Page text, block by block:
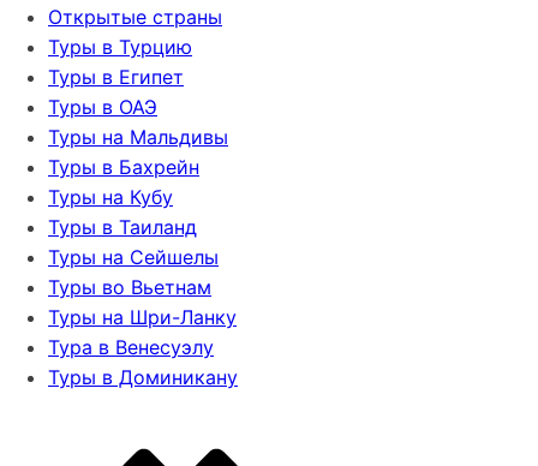
Открытые страны
Туры в Турцию
Туры в Египет
Туры в ОАЭ
Туры на Мальдивы
Туры в Бахрейн
Туры на Кубу
Туры в Таиланд
Туры на Сейшелы
Туры во Вьетнам
Туры на Шри-Ланку
Тура в Венесуэлу
Туры в Доминикану